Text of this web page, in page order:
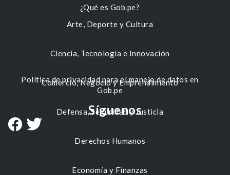
Arte, Deporte y Cultura
Ciencia, Tecnología e Innovación
Comercio, Negocio y Emprendimiento
Defensa, Seguridad y Justicia
Derechos Humanos
Economía y Finanzas
¿Qué es Gob.pe?
Política de privacidad para el manejo de datos en
Gob.pe
Síguenos